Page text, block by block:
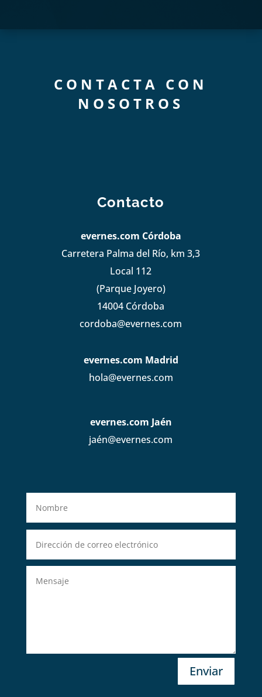
CONTACTA CON
NOSOTROS
Contacto
evernes.com Córdoba
Carretera Palma del Río, km 3,3
Local 112
(Parque Joyero)
14004 Córdoba
cordoba@evernes.com
evernes.com Madrid
hola@evernes.com
evernes.com Jaén
jaén@evernes.com
Enviar